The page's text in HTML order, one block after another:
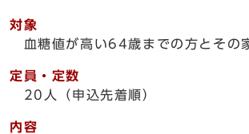
対象
血糖値が高い64歳までの方とその
定員・定数
20人（申込先着順）
内容